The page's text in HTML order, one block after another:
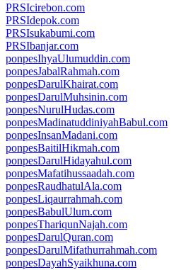
PRSIcirebon.com
PRSIdepok.com
PRSIsukabumi.com
PRSIbanjar.com
ponpesIhyaUlumuddin.com
ponpesJabalRahmah.com
ponpesDarulKhairat.com
ponpesDarulMuhsinin.com
ponpesNurulHudas.com
ponpesMadinatuddiniyahBabul.com
ponpesInsanMadani.com
ponpesBaitilHikmah.com
ponpesDarulHidayahul.com
ponpesMafatihussaadah.com
ponpesRaudhatulAla.com
ponpesLiqaurrahmah.com
ponpesBabulUlum.com
ponpesThariqunNajah.com
ponpesDarulQuran.com
ponpesDarulMifathurrahmah.com
ponpesDayahSyaikhuna.com